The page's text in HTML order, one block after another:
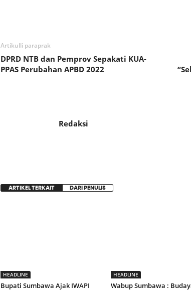
Artikulli paraprak
DPRD NTB dan Pemprov Sepakati KUA-
PPAS Perubahan APBD 2022
Redaksi
ARTIKEL TERKAIT DARI PENULIS
HEADLINE
Bupati Sumbawa Ajak IWAPI
HEADLINE
Wabup Sumbawa :